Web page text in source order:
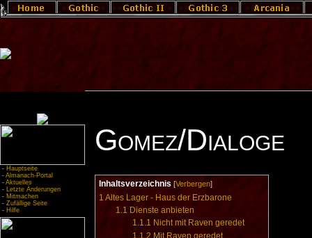
- Hauptseite
- Almanach-Portal
- Aktuelles
- Letzte Änderungen
- Mitmachen
- Zufällige Seite
- Hilfe
Gomez/Dialoge
Inhaltsverzeichnis [Verbergen]
1 Altes Lager - Haus der Erzbarone
1.1 Dienste anbieten
1.1.1 Nicht mit Raven geredet